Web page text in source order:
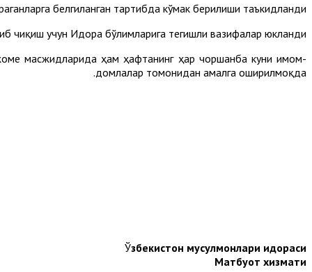
белгиланган тартибда кўмак берилиши таъкидланди.
учун Идора бўлимларига тегишли вазифалар юкланди.
масжидларида ҳам ҳафтанинг ҳар чоршанба куни имом-
домлалар томонидан амалга оширилмоқда.
Ўзбекистон мусулмонлари идораси
Матбуот хизмати